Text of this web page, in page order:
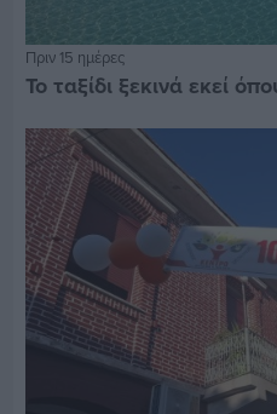
Πριν 15 ημέρες
Το ταξίδι ξεκινά εκεί